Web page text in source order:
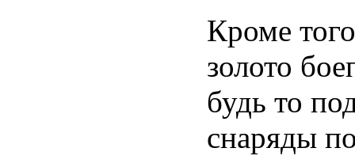
Кроме
золото
будь то
снаряды